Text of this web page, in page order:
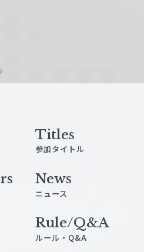
Titles
参加タイトル
News
ニュース
Rule/Q&A
ルール・Q&A